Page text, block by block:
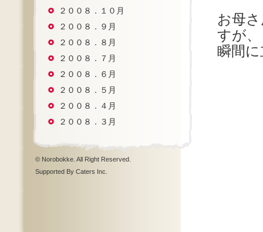
２００８．１０月
２００８．９月
２００８．８月
２００８．７月
２００８．６月
２００８．５月
２００８．４月
２００８．３月
© Norobokke. All Right Reserved.
Supported By Caters Inc.
お母
すが
瞬間